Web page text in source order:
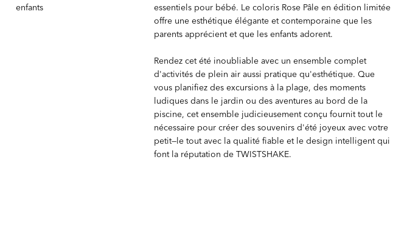
enfants
essentiels pour bébé. Le coloris Rose Pâle en édition limitée
offre une esthétique élégante et contemporaine que les
parents apprécient et que les enfants adorent.
Rendez cet été inoubliable avec un ensemble complet
d'activités de plein air aussi pratique qu'esthétique. Que
vous planifiez des excursions à la plage, des moments
ludiques dans le jardin ou des aventures au bord de la
piscine, cet ensemble judicieusement conçu fournit tout le
nécessaire pour créer des souvenirs d'été joyeux avec votre
petit—le tout avec la qualité fiable et le design intelligent qui
font la réputation de TWISTSHAKE.